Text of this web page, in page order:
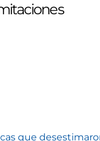
que